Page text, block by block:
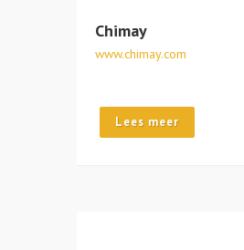
Chimay
www.chimay.com
Lees meer